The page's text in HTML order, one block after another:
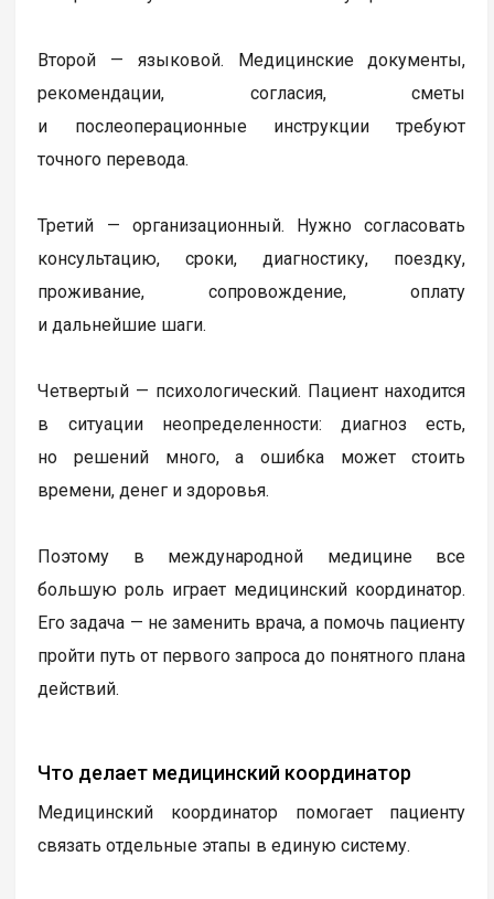
Второй — языковой. Медицинские документы,
рекомендации, согласия, сметы
и послеоперационные инструкции требуют
точного перевода.
Третий — организационный. Нужно согласовать
консультацию, сроки, диагностику, поездку,
проживание, сопровождение, оплату
и дальнейшие шаги.
Четвертый — психологический. Пациент находится
в ситуации неопределенности: диагноз есть,
но решений много, а ошибка может стоить
времени, денег и здоровья.
Поэтому в международной медицине все
большую роль играет медицинский координатор.
Его задача — не заменить врача, а помочь пациенту
пройти путь от первого запроса до понятного плана
действий.
Что делает медицинский координатор
Медицинский координатор помогает пациенту
связать отдельные этапы в единую систему.